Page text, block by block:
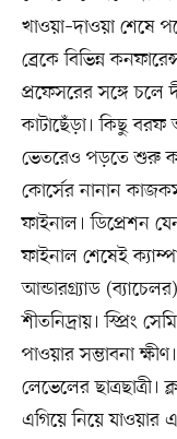
খাওয়া–দাওয়া শেষে
ব্রেকে বিভিন্ন
প্রফেসরের সঙ্গে চলে
কাটাছেঁড়া। কিছু
ভেতরেও পড়তে শুরু
কোর্সের নানান
ফাইনাল। ডিপ্রেশন
ফাইনাল শেষেই
আন্ডারগ্র্যাড
শীতনিদ্রায়। স্প্রিং
পাওয়ার সম্ভাবনা
লেভেলের ছাত্রছাত্রী।
এগিয়ে নিয়ে যাওয়ার